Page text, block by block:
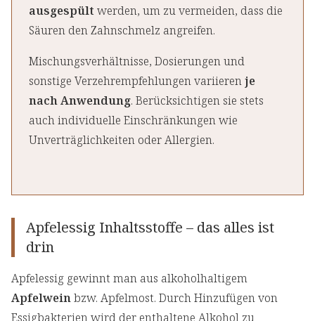
ausgespült werden, um zu vermeiden, dass die
Säuren den Zahnschmelz angreifen.
Mischungsverhältnisse, Dosierungen und
sonstige Verzehrempfehlungen variierenje
nach Anwendung. Berücksichtigen sie stets
auch individuelle Einschränkungen wie
Unverträglichkeiten oder Allergien.
Apfelessig Inhaltsstoffe – das alles ist
drin
Apfelessig gewinnt man aus alkoholhaltigem
Apfelweinbzw. Apfelmost. Durch Hinzufügen von
Essigbakterien wird der enthaltene Alkohol zu